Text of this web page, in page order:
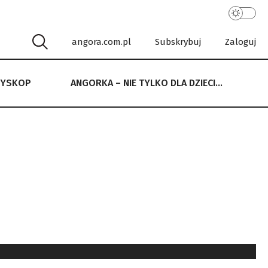
angora.com.pl Subskrybuj Zaloguj
ANGORKA – NIE TYLKO DLA DZIECI…
NIE TYLKO DLA DZIECI…